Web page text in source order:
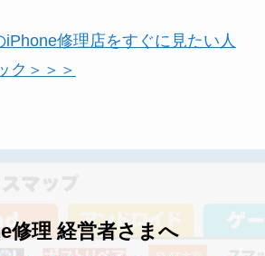
修理店をすぐに見たい人
ク＞＞＞
修理 経営者さまへ